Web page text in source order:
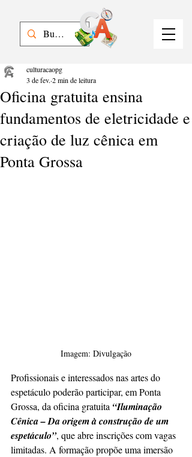
Oficina gratuita ensina
fundamentos de eletricidade e
criação de luz cênica em
Ponta Grossa
culturacaopg
3 de fev. 2 min de leitura
Imagem: Divulgação
Profissionais e interessados nas artes do
espetáculo poderão participar, em Ponta
Grossa, da oficina gratuita “Iluminação
Cênica – Da origem à construção de um
espetáculo”, que abre inscrições com vagas
limitadas. A formação propõe uma imersão